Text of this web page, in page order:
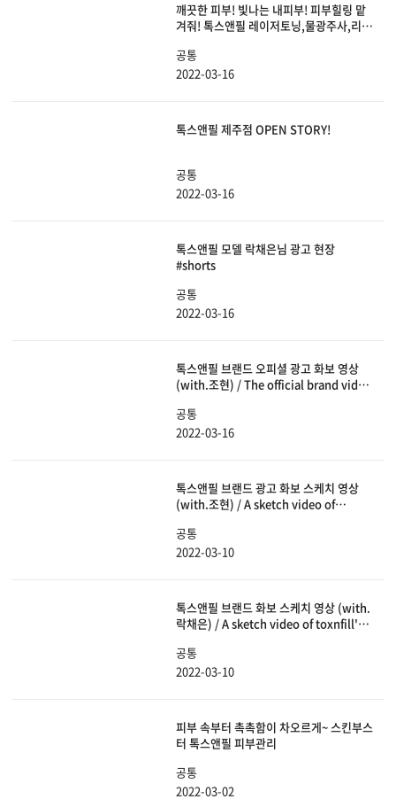
깨끗한 피부! 빛나는 내피부! 피부힐링 맡
겨줘! 톡스앤필 레이저토닝,물광주사,리쥬
공통
2022-03-16
톡스앤필 제주점 OPEN STORY!
공통
2022-03-16
톡스앤필 모델 락채은님 광고 현장
#shorts
공통
2022-03-16
톡스앤필 브랜드 오피셜 광고 화보 영상
(with.조현) / The official brand video
공통
2022-03-16
톡스앤필 브랜드 광고 화보 스케치 영상
(with.조현) / A sketch video of
공통
2022-03-10
톡스앤필 브랜드 화보 스케치 영상 (with.
락채은) / A sketch video of toxnfill's
공통
2022-03-10
피부 속부터 촉촉함이 차오르게~ 스킨부스
터 톡스앤필 피부관리
공통
2022-03-02